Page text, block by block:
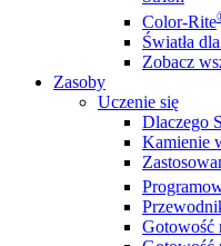
Color-Rite
Światła
Zobacz
Zasoby
Uczenie się
Dlaczego
Kamienie
Gotowość